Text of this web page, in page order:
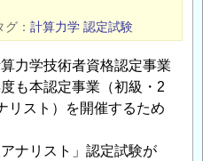
グ 計算力学 認定試験
力学技術者資格認定事業
も本認定事業（初級・2
リスト）を開催するため
ナリスト」認定試験が